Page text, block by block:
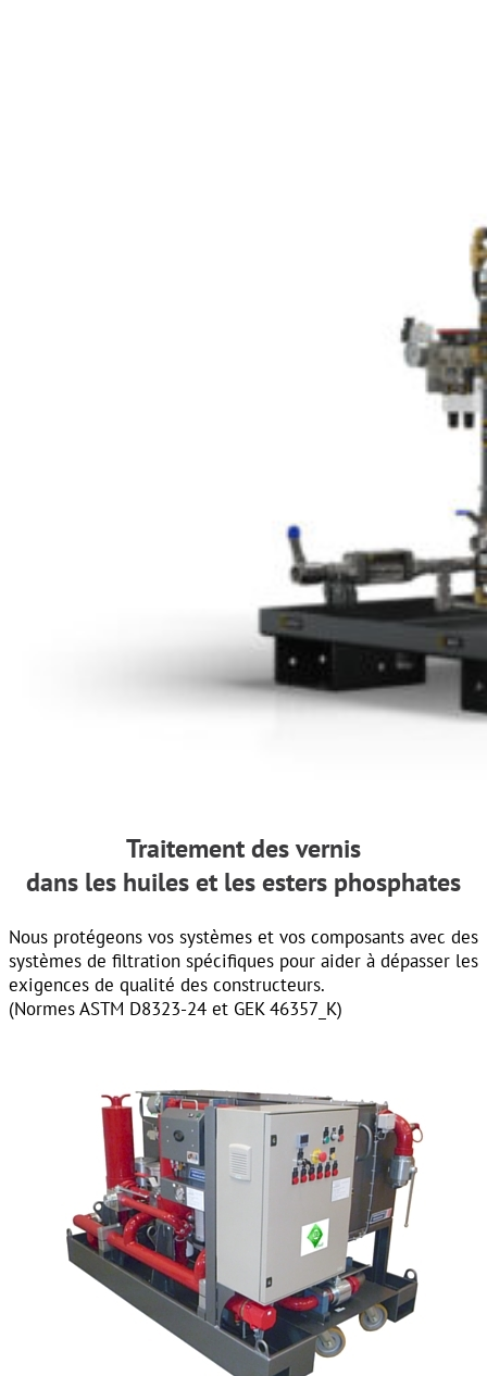
Traitement des vernis
dans les huiles et les esters phosphates
Nous protégeons vos systèmes et vos composants avec des
systèmes de filtration spécifiques pour aider à dépasser les
exigences de qualité des constructeurs.
(NormesASTM D8323-24 et GEK 46357_K)